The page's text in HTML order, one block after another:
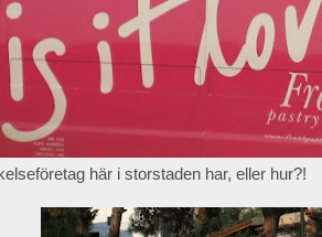
här i storstaden har, eller hur?!